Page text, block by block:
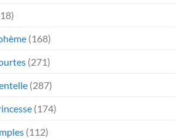
(168)
(271)
(287)
(174)
(112)